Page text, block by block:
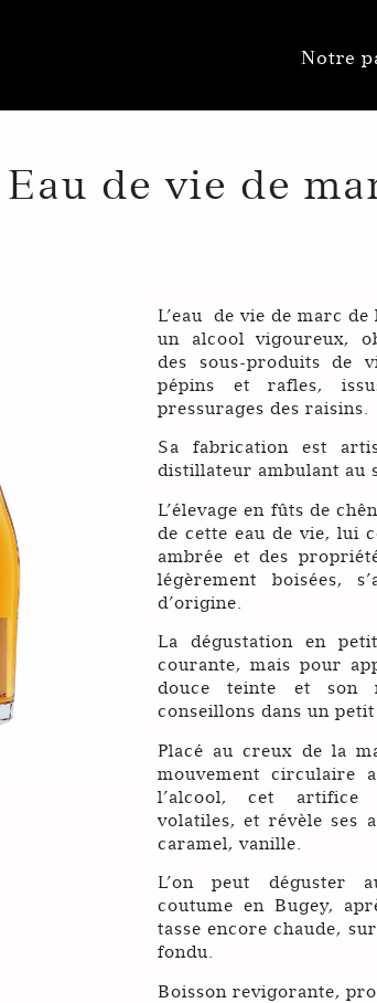
Notre
Eau de vie de
L’eau de vie de marc
un alcool vigoureux,
des sous-produits de
pépins et rafles,
pressurages des raisins.
Sa fabrication est
distillateur ambulant au
L’élevage en fûts de
de cette eau de vie, lui
ambrée et des
légèrement boisées,
d’origine.
La dégustation en
courante, mais pour
douce teinte et son
conseillons dans un
Placé au creux de la
mouvement circulaire
l’alcool, cet artifice
volatiles, et révèle ses
caramel, vanille.
L’on peut déguster
coutume en Bugey,
tasse encore chaude,
fondu.
Boisson revigorante,